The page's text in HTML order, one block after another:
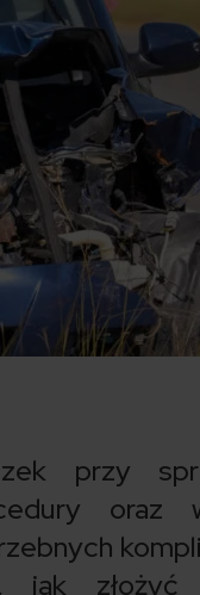
przy
oraz
jak złożyć